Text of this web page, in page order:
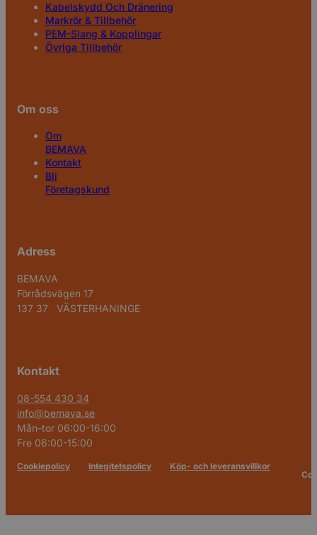
Kabelskydd Och Dränering
Markrör & Tillbehör
PEM-Slang & Kopplingar
Övriga Tillbehör
Om oss
Om
BEMAVA
Kontakt
Bli
Företagskund
Adress
BEMAVA
Förrådsvägen 17
137 37 VÄSTERHANINGE
Kontakt
08-554 430 34
info@bemava.se
Mån-tor 06:00-16:00
Fre 06:00-15:00
Cookiepolicy Integitetspolicy
Köp- och leveransvillkor